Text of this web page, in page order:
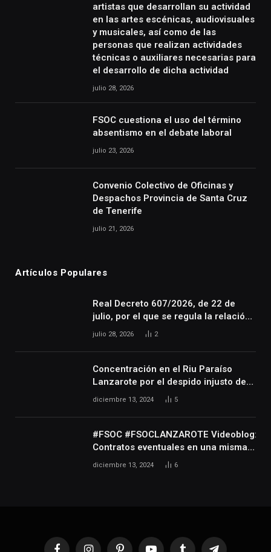
artistas que desarrollan su actividad
en las artes escénicas, audiovisuales
y musicales, así como de las
personas que realizan actividades
técnicas o auxiliares necesarias para
el desarrollo de dicha actividad
julio 28, 2026
FSOC cuestiona el uso del término
absentismo en el debate laboral
julio 23, 2026
Convenio Colectivo de Oficinas y
Despachos Provincia de Santa Cruz
de Tenerife
julio 21, 2026
Artículos Populares
Real Decreto 607/2026, de 22 de
julio, por el que se regula la relación
laboral especial de las personas
en las artes escénicas, audiovisuales
y musicales, así como de las
personas que realizan actividades
el desarrollo de dicha actividad
julio 28, 2026 2
Concentración en el Riu Paraíso
Lanzarote por el despido injusto de
la trabajadora Katerine
diciembre 13, 2024 5
#FSOC #FSOCLANZAROTE Videoblog:
Contratos eventuales en una misma
empresa durante varios años
diciembre 13, 2024 6